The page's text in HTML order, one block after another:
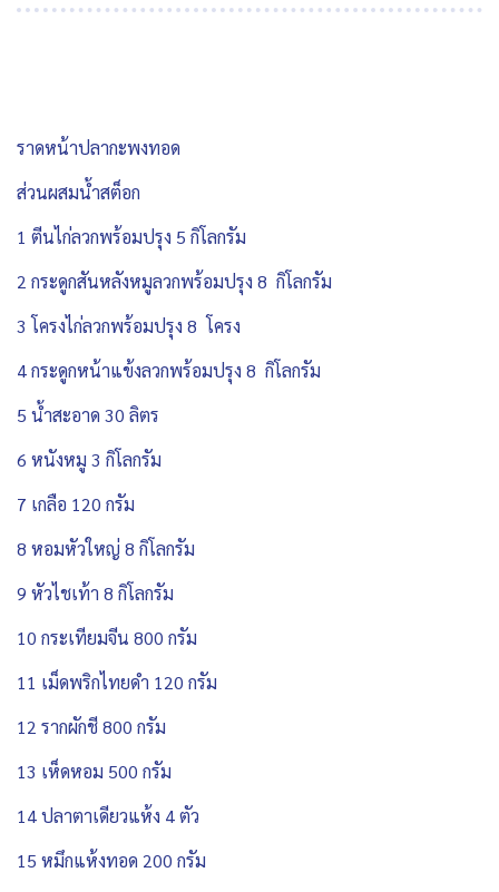
ราดหน้าปลากะพงทอด
ส่วนผสมน้ำสต็อก
1 ตีนไก่ลวกพร้อมปรุง 5 กิโลกรัม
2 กระดูกสันหลังหมูลวกพร้อมปรุง 8 กิโลกรัม
3 โครงไก่ลวกพร้อมปรุง 8 โครง
4 กระดูกหน้าแข้งลวกพร้อมปรุง 8 กิโลกรัม
5 น้ำสะอาด 30 ลิตร
6 หนังหมู 3 กิโลกรัม
7 เกลือ 120 กรัม
8 หอมหัวใหญ่ 8 กิโลกรัม
9 หัวไชเท้า 8 กิโลกรัม
10 กระเทียมจีน 800 กรัม
11 เม็ดพริกไทยดำ 120 กรัม
12 รากผักชี 800 กรัม
13 เห็ดหอม 500 กรัม
14 ปลาตาเดียวแห้ง 4 ตัว
15 หมึกแห้งทอด 200 กรัม